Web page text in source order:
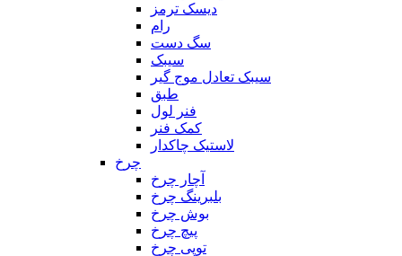
دیسک ترمز
رام
سگ دست
سیبک
سیبک تعادل موج گیر
طبق
فنر لول
کمک فنر
لاستیک چاکدار
چرخ
آچار چرخ
بلبرینگ چرخ
بوش چرخ
پیچ چرخ
توپی چرخ